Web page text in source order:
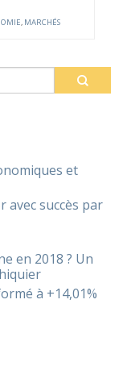
, MARCHÉS
et
avec succès par
en 2018 ? Un
à +14,01%